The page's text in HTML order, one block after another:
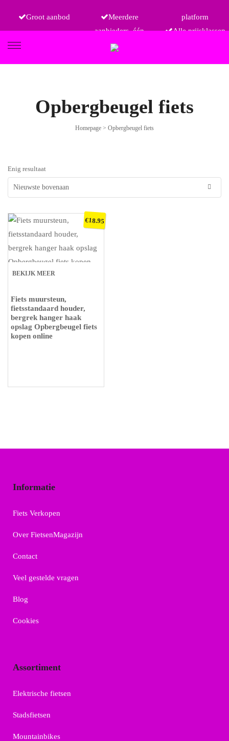
Groot aanbod
Meerdere
aanbieders, één
platform
Alle prijsklassen
Opbergbeugel fiets
Homepage > Opbergbeugel fiets
Enig resultaat
BEKIJK MEER
Fiets muursteun,
fietsstandaard houder,
bergrek hanger haak
opslag Opbergbeugel fiets
kopen online
€18.95
Informatie
Fiets Verkopen
Over FietsenMagazijn
Contact
Veel gestelde vragen
Blog
Cookies
Assortiment
Elektrische fietsen
Stadsfietsen
Mountainbikes